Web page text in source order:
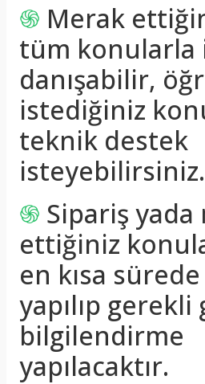
֍ Merak
tüm konularla
danışabilir,
istediğiniz
teknik destek
isteyebilirsiniz.
֍ Sipariş yada
ettiğiniz
en kısa
yapılıp gerekli
bilgilendirme
yapılacaktır.